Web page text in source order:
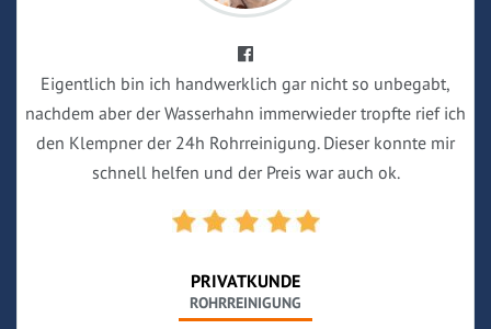
Eigentlich bin ich handwerklich gar nicht so unbegabt,
nachdem aber der Wasserhahn immerwieder tropfte rief ich
den Klempner der 24h Rohrreinigung. Dieser konnte mir
schnell helfen und der Preis war auch ok.
PRIVATKUNDE
ROHRREINIGUNG